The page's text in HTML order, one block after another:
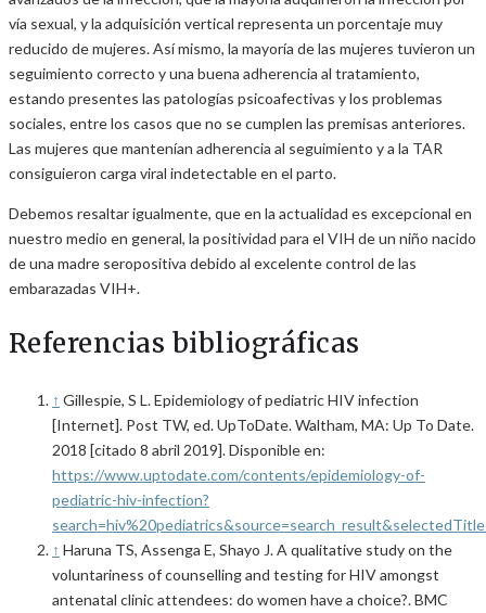
vía sexual, y la adquisición vertical representa un porcentaje muy
reducido de mujeres. Así mismo, la mayoría de las mujeres tuvieron un
seguimiento correcto y una buena adherencia al tratamiento,
estando presentes las patologías psicoafectivas y los problemas
sociales, entre los casos que no se cumplen las premisas anteriores.
Las mujeres que mantenían adherencia al seguimiento y a la TAR
consiguieron carga viral indetectable en el parto.
Debemos resaltar igualmente, que en la actualidad es excepcional en
nuestro medio en general, la positividad para el VIH de un niño nacido
de una madre seropositiva debido al excelente control de las
embarazadas VIH+.
Referencias bibliográficas
↑ Gillespie, S L. Epidemiology of pediatric HIV infection
[Internet]. Post TW, ed. UpToDate. Waltham, MA: Up To Date.
2018 [citado 8 abril 2019]. Disponible en:
https://www.uptodate.com/contents/epidemiology-of-
pediatric-hiv-infection?
↑ Haruna TS, Assenga E, Shayo J. A qualitative study on the
voluntariness of counselling and testing for HIV amongst
antenatal clinic attendees: do women have a choice?. BMC